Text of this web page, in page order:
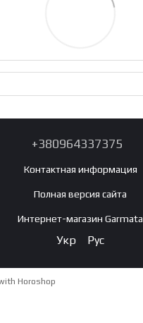
+380964337375
Контактная информация
Полная версия сайта
Интернет-магазин Garmata
Укр Рус
Horoshop